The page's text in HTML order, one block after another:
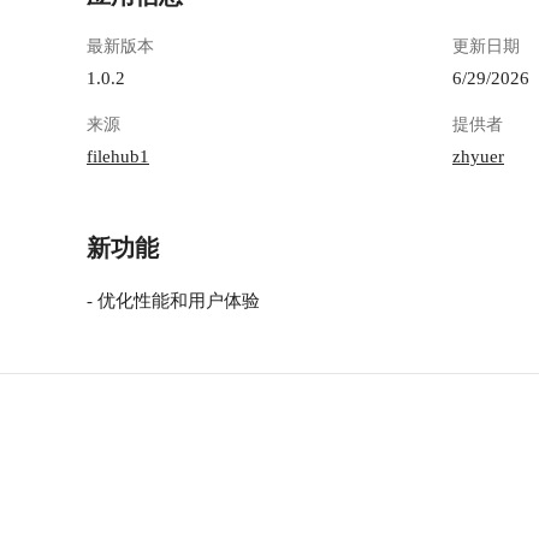
最新版本
1.0.2
更新日期
6/29/2026
来源
filehub1
提供者
zhyuer
新功能
- 优化性能和用户体验